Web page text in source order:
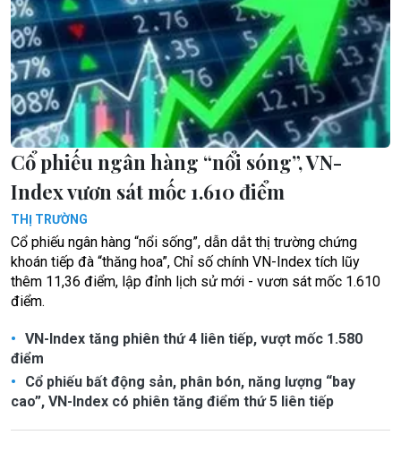
Cổ phiếu ngân hàng “nổi sóng”, VN-
Index vươn sát mốc 1.610 điểm
THỊ TRƯỜNG
Cổ phiếu ngân hàng “nổi sống”, dẫn dắt thị trường chứng
khoán tiếp đà “thăng hoa”, Chỉ số chính VN-Index tích lũy
thêm 11,36 điểm, lập đỉnh lịch sử mới - vươn sát mốc 1.610
điểm.
VN-Index tăng phiên thứ 4 liên tiếp, vượt mốc 1.580
điểm
Cổ phiếu bất động sản, phân bón, năng lượng “bay
cao”, VN-Index có phiên tăng điểm thứ 5 liên tiếp